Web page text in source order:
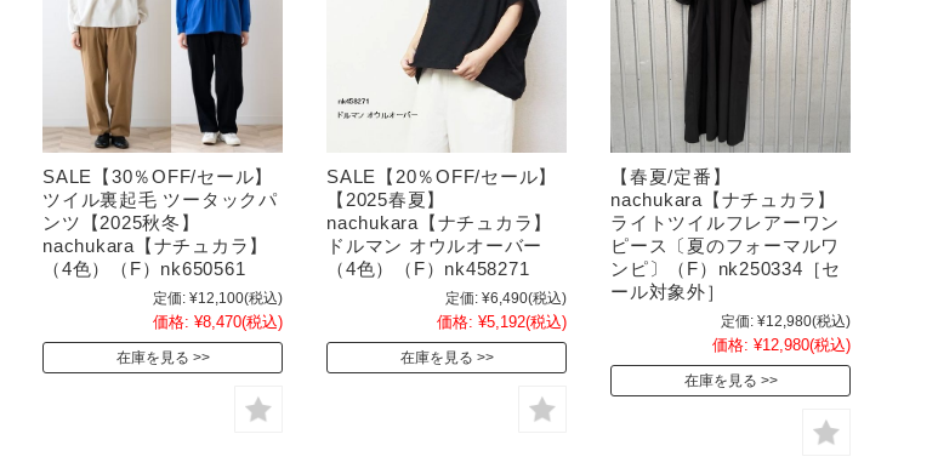
SALE【30％OFF/セール】
ツイル裏起毛 ツータックパ
ンツ【2025秋冬】
nachukara【ナチュカラ】
（4色）（F）nk650561
定価: ¥12,100(税込)
価格: ¥8,470(税込)
在庫を見る
SALE【20％OFF/セール】
【2025春夏】
nachukara【ナチュカラ】
ドルマン オウルオーバー
（4色）（F）nk458271
定価: ¥6,490(税込)
価格: ¥5,192(税込)
在庫を見る
【春夏/定番】
nachukara【ナチュカラ】
ライトツイルフレアーワン
ピース〔夏のフォーマルワ
ンピ〕（F）nk250334［セ
ール対象外］
定価: ¥12,980(税込)
価格: ¥12,980(税込)
在庫を見る